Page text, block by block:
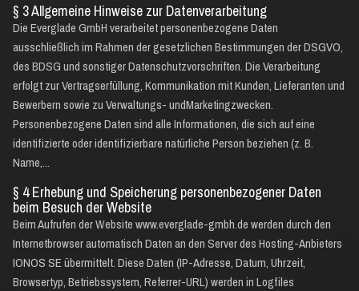
§ 3 Allgemeine Hinweise zur Datenverarbeitung
Die Everglade GmbH verarbeitet personenbezogene Daten
ausschließlich im Rahmen der gesetzlichen Bestimmungen der DSGVO,
des BDSG und sonstiger Datenschutzvorschriften. Die Verarbeitung
erfolgt zur Vertragserfüllung, Kommunikation mit Kunden, Lieferanten und
Bewerbern sowie zu Verwaltungs- undMarketingzwecken.
Personenbezogene Daten sind alle Informationen, die sich auf eine
identifizierte oder identifizierbare natürliche Person beziehen (z. B.
Name,...
§ 4 Erhebung und Speicherung personenbezogener Daten
beim Besuch der Website
Beim Aufrufen der Website www.everglade-gmbh.de werden durch den
Internetbrowser automatisch Daten an den Server des Hosting-Anbieters
IONOS SE übermittelt. Diese Daten (IP-Adresse, Datum, Uhrzeit,
Browsertyp, Betriebssystem, Referrer-URL) werden in Logfiles